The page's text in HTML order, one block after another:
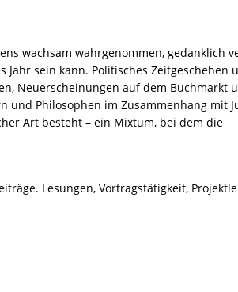
8260-
9679-
2
/
978-
wachsam wahrgenommen, gedanklich
sein kann. Politisches Zeitgeschehen
Neuerscheinungen auf dem Buchmarkt
und Philosophen im Zusammenhang mit
Art besteht – ein Mixtum, bei dem die
Lesungen, Vortragstätigkeit,